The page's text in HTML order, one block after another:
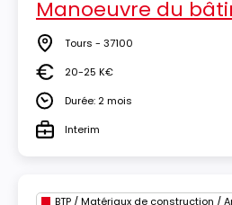
Manoeuvre du
Lieu Tours - 37100
Salaire20-25 K€
DuréeDurée: 2 mois
TypeInterim